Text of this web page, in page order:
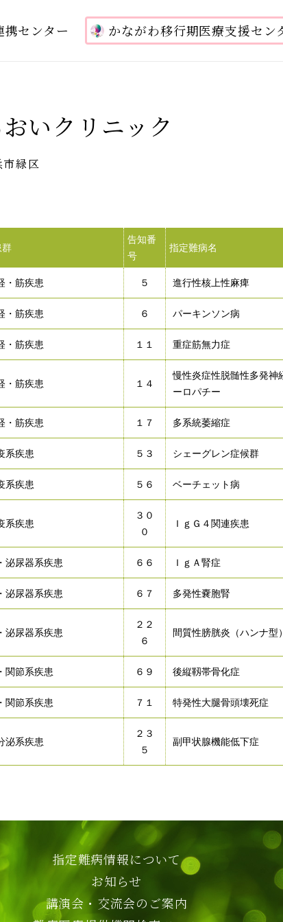
センター かながわ移行期医療支援セン
いクリニック
市緑区
群
告知番
号
指定難病名
・筋疾患 ５ 進行性核上性麻痺
・筋疾患 ６ パーキンソン病
・筋疾患 １１ 重症筋無力症
・筋疾患 １４
慢性炎症性脱髄性多発神
ーロパチー
・筋疾患 １７ 多系統萎縮症
系疾患 ５３ シェーグレン症候群
系疾患 ５６ ベーチェット病
系疾患
３０
０
ＩｇＧ４関連疾患
泌尿器系疾患 ６６ ＩｇＡ腎症
泌尿器系疾患 ６７ 多発性嚢胞腎
泌尿器系疾患
２２
６
間質性膀胱炎（ハンナ型）
関節系疾患 ６９ 後縦靱帯骨化症
関節系疾患 ７１ 特発性大腿骨頭壊死症
泌系疾患
２３
５
副甲状腺機能低下症
指定難病情報について
お知らせ
講演会・交流会のご案内